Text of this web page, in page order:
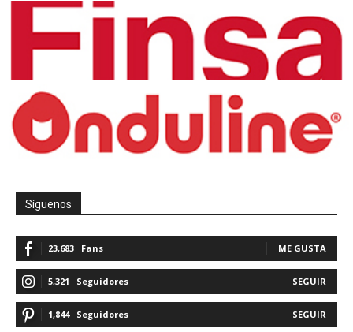
Síguenos
23,683 Fans ME GUSTA
5,321 Seguidores SEGUIR
1,844 Seguidores SEGUIR